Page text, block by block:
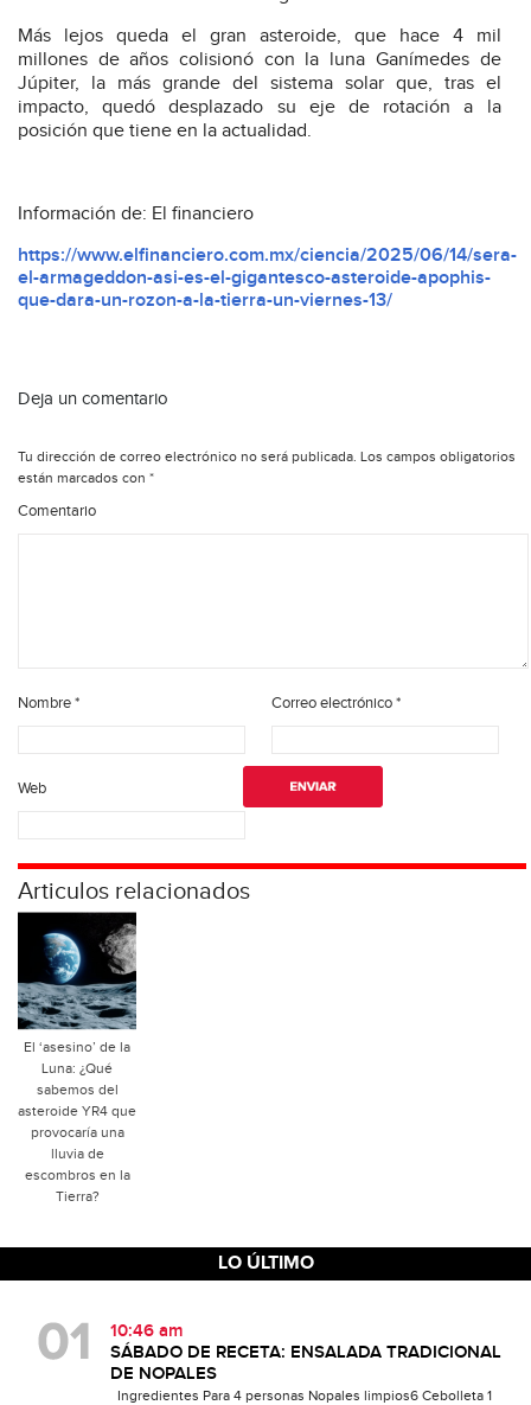
Más lejos queda el gran asteroide, que hace 4 mil
millones de años colisionó con la luna Ganímedes de
Júpiter, la más grande del sistema solar que, tras el
impacto, quedó desplazado su eje de rotación a la
posición que tiene en la actualidad.
Información de: El financiero
https://www.elfinanciero.com.mx/ciencia/2025/06/14/sera-
el-armageddon-asi-es-el-gigantesco-asteroide-apophis-
que-dara-un-rozon-a-la-tierra-un-viernes-13/
Deja un comentario
Tu dirección de correo electrónico no será publicada. Los campos obligatorios
están marcados con *
Comentario
Nombre* Correo electrónico*
Web
Articulos relacionados
El ‘asesino’ de la
Luna: ¿Qué
sabemos del
asteroide YR4 que
provocaría una
lluvia de
escombros en la
Tierra?
LO ÚLTIMO
10:46 am
SÁBADO DE RECETA: ENSALADA TRADICIONAL
DE NOPALES
Ingredientes Para 4 personas Nopales limpios6 Cebolleta 1